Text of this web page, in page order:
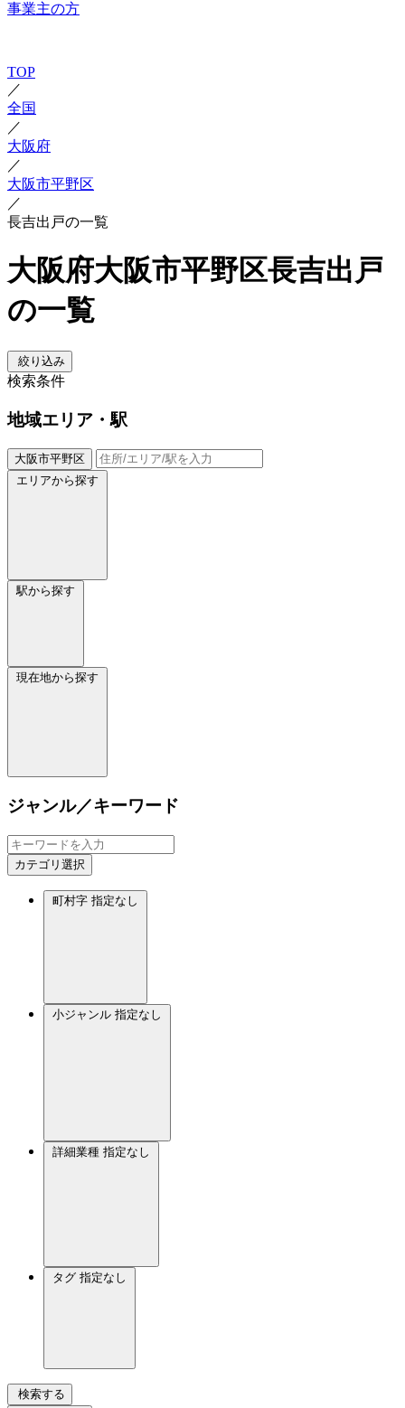
事業主の方
TOP
／
全国
／
大阪府
／
大阪市平野区
／
長吉出戸の一覧
大阪府大阪市平野区長吉出戸
の一覧
絞り込み
検索条件
地域エリア・駅
大阪市平野区
エリアから探す
駅から探す
現在地から探す
ジャンル／キーワード
カテゴリ選択
町村字 指定なし
小ジャンル 指定なし
詳細業種 指定なし
タグ 指定なし
検索する